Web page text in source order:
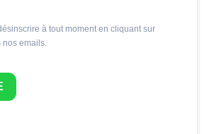
à tout moment en cliquant sur
emails.